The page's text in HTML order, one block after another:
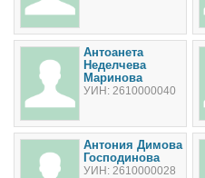
Антоанета
Неделчева
Маринова
УИН: 2610000040
Антония Димова
Господинова
УИН: 2610000028